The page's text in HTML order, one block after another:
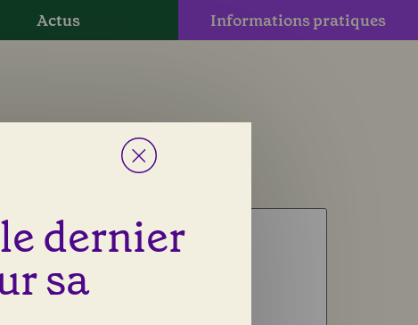
Actus Informations pratiques
dernier
sa